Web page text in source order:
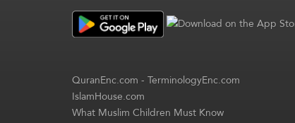
QuranEnc.com-TerminologyEnc.com
IslamHouse.com
What Muslim Children Must Know